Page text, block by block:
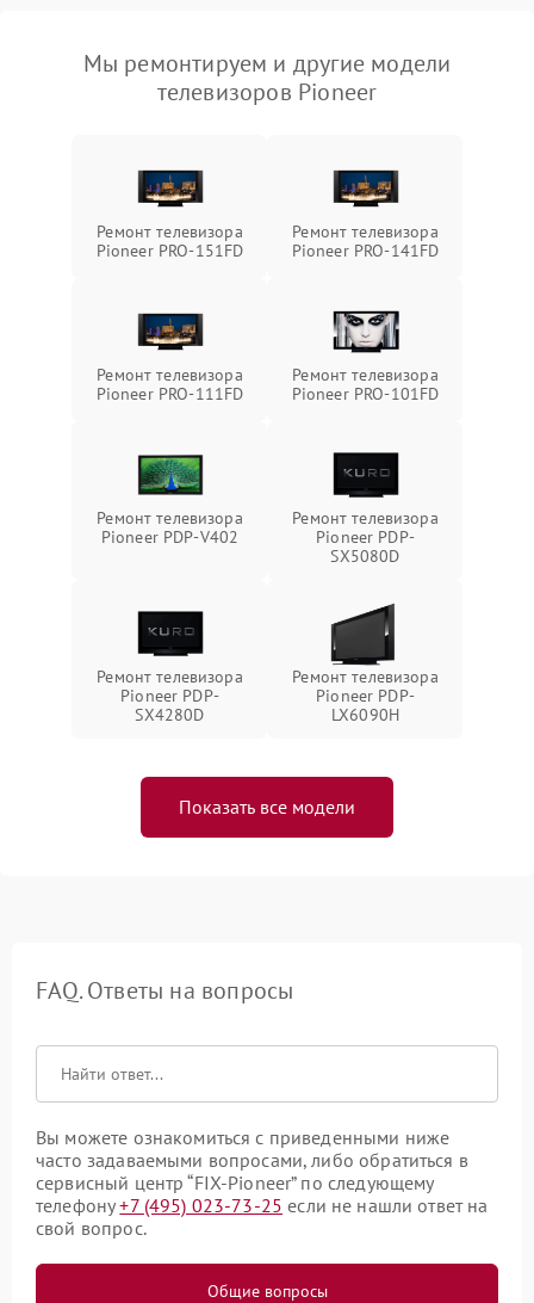
Мы ремонтируем и другие модели
телевизоров Pioneer
Ремонт телевизора
Pioneer PRO-151FD
Ремонт телевизора
Pioneer PRO-141FD
Ремонт телевизора
Pioneer PRO-111FD
Ремонт телевизора
Pioneer PRO-101FD
Ремонт телевизора
Pioneer PDP-V402
Ремонт телевизора
Pioneer PDP-
SX5080D
Ремонт телевизора
Pioneer PDP-
SX4280D
Ремонт телевизора
Pioneer PDP-
LX6090H
Показать все модели
FAQ. Ответы на вопросы
Вы можете ознакомиться с приведенными ниже
часто задаваемыми вопросами, либо обратиться в
сервисный центр “FIX-Pioneer” по следующему
телефону+7 (495) 023-73-25 если не нашли ответ на
свой вопрос.
Общие вопросы